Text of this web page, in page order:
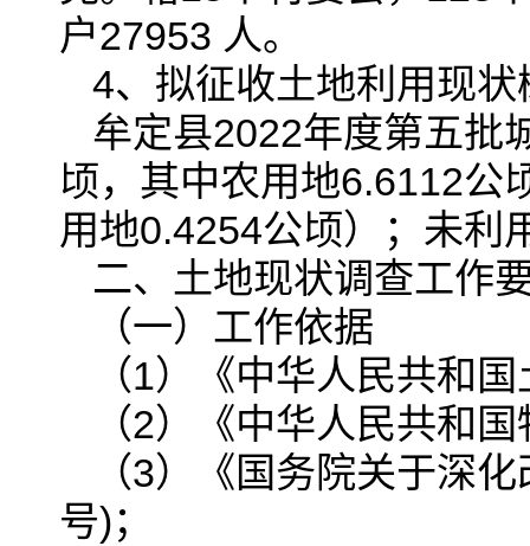
户27953 人。
4、拟征收土地利用现状
牟定县2022年度第五批
顷，其中农用地6.6112公
用地0.4254公顷）；未利
二、土地现状调查工作
（一）工作依据
（1）《中华人民共和
（2）《中华人民共和
（3）《国务院关于深
号)；